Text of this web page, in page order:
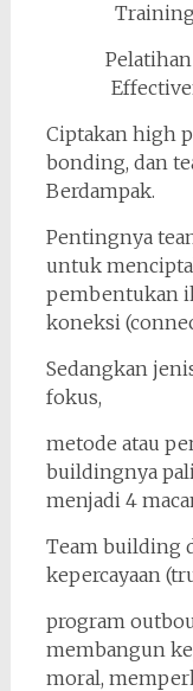
Ciptakan high
bonding, dan
Berdampak.
Pentingnya
untuk
pembentukan
koneksi
Sedangkan
fokus,
metode atau
buildingnya
menjadi 4
Team building
kepercayaan
program
membangun
moral,